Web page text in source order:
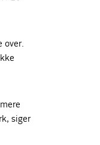
over.
siger